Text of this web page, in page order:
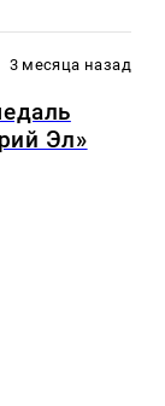
3 месяца назад
Эл»